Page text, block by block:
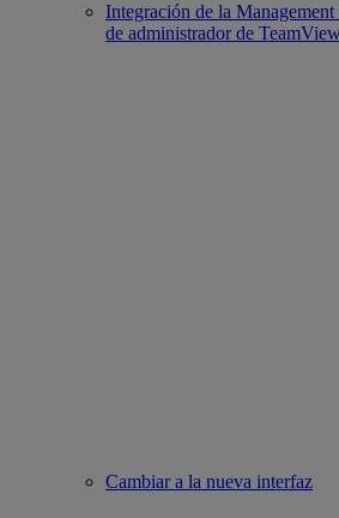
Integración de la
de administrador de
Cambiar a la nueva interfaz